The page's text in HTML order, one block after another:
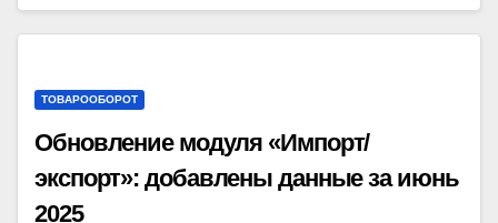
ТОВАРООБОРОТ
Обновление модуля «Импорт/
экспорт»: добавлены данные за июнь
2025